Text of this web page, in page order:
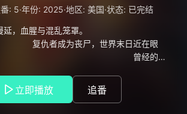
: 5·年份: 2025·地区: 美国·状态: 已完结
毒漫延，血腥与混乱笼罩。
的英
立即播放 追番